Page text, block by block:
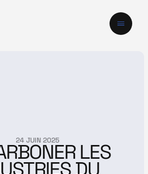
24 JUIN 2025 LES